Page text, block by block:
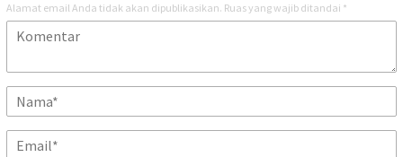
Alamat email Anda tidak akan dipublikasikan. Ruas yang wajib ditandai *